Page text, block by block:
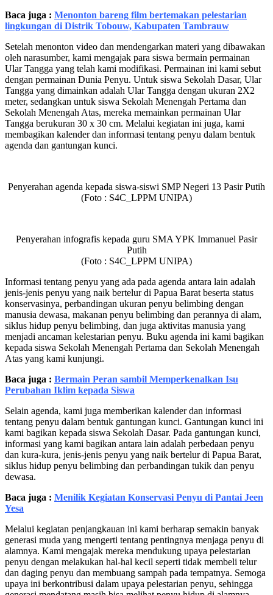
Baca juga : Menonton bareng film bertemakan pelestarian
lingkungan di Distrik Tobouw, Kabupaten Tambrauw
Setelah menonton video dan mendengarkan materi yang dibawakan
oleh narasumber, kami mengajak para siswa bermain permainan
Ular Tangga yang telah kami modifikasi. Permainan ini kami sebut
dengan permainan Dunia Penyu. Untuk siswa Sekolah Dasar, Ular
Tangga yang dimainkan adalah Ular Tangga dengan ukuran 2X2
meter, sedangkan untuk siswa Sekolah Menengah Pertama dan
Sekolah Menengah Atas, mereka memainkan permainan Ular
Tangga berukuran 30 x 30 cm. Melalui kegiatan ini juga, kami
membagikan kalender dan informasi tentang penyu dalam bentuk
agenda dan gantungan kunci.
Penyerahan agenda kepada siswa-siswi SMP Negeri 13 Pasir Putih
(Foto : S4C_LPPM UNIPA)
Penyerahan infografis kepada guru SMA YPK Immanuel Pasir
Putih
(Foto : S4C_LPPM UNIPA)
Informasi tentang penyu yang ada pada agenda antara lain adalah
jenis-jenis penyu yang naik bertelur di Papua Barat beserta status
konservasinya, perbandingan ukuran penyu belimbing dengan
manusia dewasa, makanan penyu belimbing dan perannya di alam,
siklus hidup penyu belimbing, dan juga aktivitas manusia yang
menjadi ancaman kelestarian penyu. Buku agenda ini kami bagikan
kepada siswa Sekolah Menengah Pertama dan Sekolah Menengah
Atas yang kami kunjungi.
Baca juga : Bermain Peran sambil Memperkenalkan Isu
Perubahan Iklim kepada Siswa
Selain agenda, kami juga memberikan kalender dan informasi
tentang penyu dalam bentuk gantungan kunci. Gantungan kunci ini
kami bagikan kepada siswa Sekolah Dasar. Pada gantungan kunci,
informasi yang kami bagikan antara lain adalah perbedaan penyu
dan kura-kura, jenis-jenis penyu yang naik bertelur di Papua Barat,
siklus hidup penyu belimbing dan perbandingan tukik dan penyu
dewasa.
Baca juga : Menilik Kegiatan Konservasi Penyu di Pantai Jeen
Yesa
Melalui kegiatan penjangkauan ini kami berharap semakin banyak
generasi muda yang mengerti tentang pentingnya menjaga penyu di
alamnya. Kami mengajak mereka mendukung upaya pelestarian
penyu dengan melakukan hal-hal kecil seperti tidak membeli telur
dan daging penyu dan membuang sampah pada tempatnya. Semoga
upaya ini berkontribusi dalam upaya pelestarian penyu, sehingga